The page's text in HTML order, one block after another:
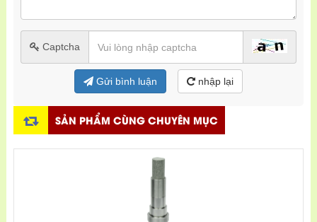
Captcha
Gửi bình luận nhập lại
SẢN PHẨM CÙNG CHUYÊN MỤC